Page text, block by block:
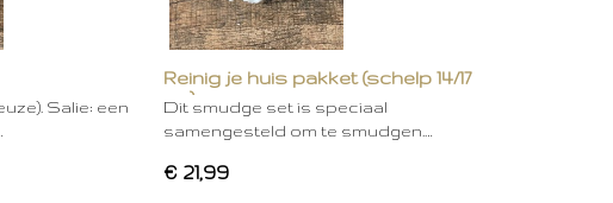
Salie: een
Reinig je huis pakket (schelp 14/17
cm)
Dit smudge set is speciaal
samengesteld om te smudgen.…
€ 21,99